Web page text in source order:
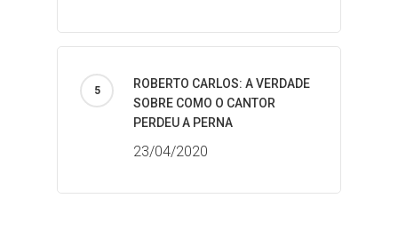
ROBERTO CARLOS: A VERDADE
SOBRE COMO O CANTOR
PERDEU A PERNA
23/04/2020